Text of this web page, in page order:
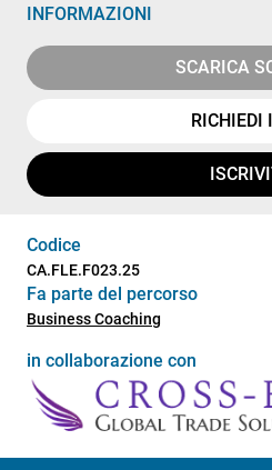
INFORMAZIONI
SCARICA
RICHIEDI
Codice
CA.FLE.F023.25
Fa parte del percorso
Business Coaching
in collaborazione con